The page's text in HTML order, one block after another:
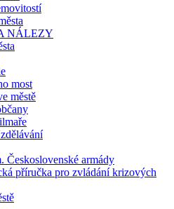
NÁLEZY
most
městě
Československé armády
příručka pro zvládání krizových